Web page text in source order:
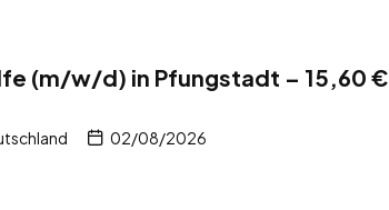
(m/w/d) in Pfungstadt – 15,60 €
02/08/2026